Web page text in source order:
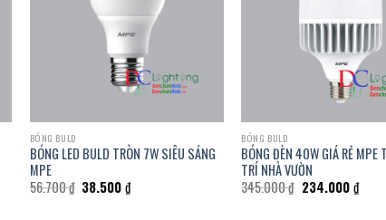
BÓNG BULD
BÓNG LED BULD TRÒN 7W SIÊU SÁNG
MPE
56.700₫ Giá
gốc
38.500₫Giá
BÓNG BULD
BÓNG ĐÈN 40W GIÁ RẺ MPE
TRÍ NHÀ VƯỜN
345.000₫ Giá
gốc
234.000₫Giá
hiện